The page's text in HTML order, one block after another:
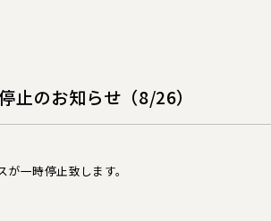
止のお知らせ（8/26）
一時停止致します。